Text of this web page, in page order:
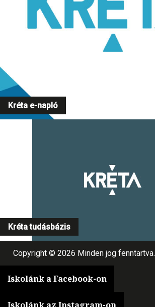
Kréta e-napló
Kréta tudásbázis
Copyright © 2026 Minden jog fenntartva.
Iskolánk a Facebook-on